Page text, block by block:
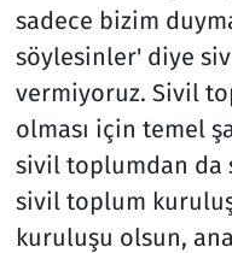
sadece bizim
söylesinler' diye
vermiyoruz. Sivil
olması için temel
sivil toplumdan da
sivil toplum
kuruluşu olsun,